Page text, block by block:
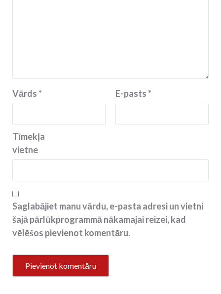
Vārds* E-pasts*
Tīmekļa
vietne
Saglabājiet manu vārdu, e-pasta adresi un vietni
šajā pārlūkprogrammā nākamajai reizei, kad
vēlēšos pievienot komentāru.